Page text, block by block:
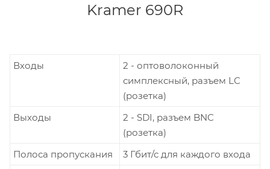
Kramer 690R
Входы
2 - оптоволоконный
симплексный, разъем LC
(розетка)
Выходы
2 - SDI, разъем BNC
(розетка)
Полоса пропускания
3 Гбит/с для каждого входа